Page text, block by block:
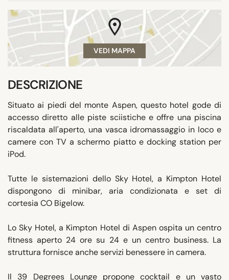
VEDI MAPPA
DESCRIZIONE
Situato ai piedi del monte Aspen, questo hotel gode di
accesso diretto alle piste sciistiche e offre una piscina
riscaldata all'aperto, una vasca idromassaggio in loco e
camere con TV a schermo piatto e docking station per
iPod.
Tutte le sistemazioni dello Sky Hotel, a Kimpton Hotel
dispongono di minibar, aria condizionata e set di
cortesia CO Bigelow.
Lo Sky Hotel, a Kimpton Hotel di Aspen ospita un centro
fitness aperto 24 ore su 24 e un centro business. La
struttura fornisce anche servizi benessere in camera.
Il 39 Degrees Lounge propone cocktail e un vasto